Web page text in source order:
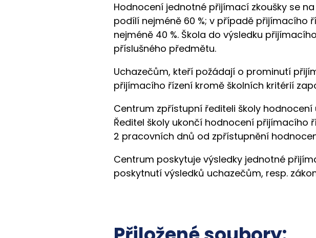
Hodnocení jednotné přijímací zkoušky se
podílí nejméně 60 %; v případě
nejméně 40 %. Škola do výsledku
příslušného předmětu.
Uchazečům, kteří požádají o prominutí
přijímacího řízení kromě školních kritérií
Centrum zpřístupní řediteli školy
Ředitel školy ukončí hodnocení přijímacího
2 pracovních dnů od zpřístupnění
Centrum poskytuje výsledky jednotné
poskytnutí výsledků uchazečům, resp.